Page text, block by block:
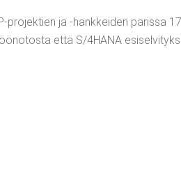
ja ‑hank­kei­den paris­sa
että S/4HANA